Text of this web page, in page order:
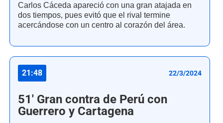
Carlos Cáceda apareció con una gran atajada en
dos tiempos, pues evitó que el rival termine
acercándose con un centro al corazón del área.
21:48 22/3/2024
51' Gran contra de Perú con
Guerrero y Cartagena